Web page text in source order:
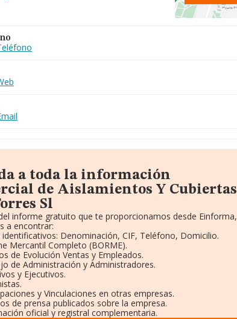
a toda la información
de Aislamientos Y Cubiertas
Sl
informe gratuito que te proporcionamos desde Einforma,
a encontrar:
Denominación, CIF, Teléfono, Domicilio.
Mercantil Completo (BORME).
de Evolución Ventas y Empleados.
de Administración y Administradores.
y Ejecutivos.
y Vinculaciones en otras empresas.
de prensa publicados sobre la empresa.
oficial y registral complementaria.